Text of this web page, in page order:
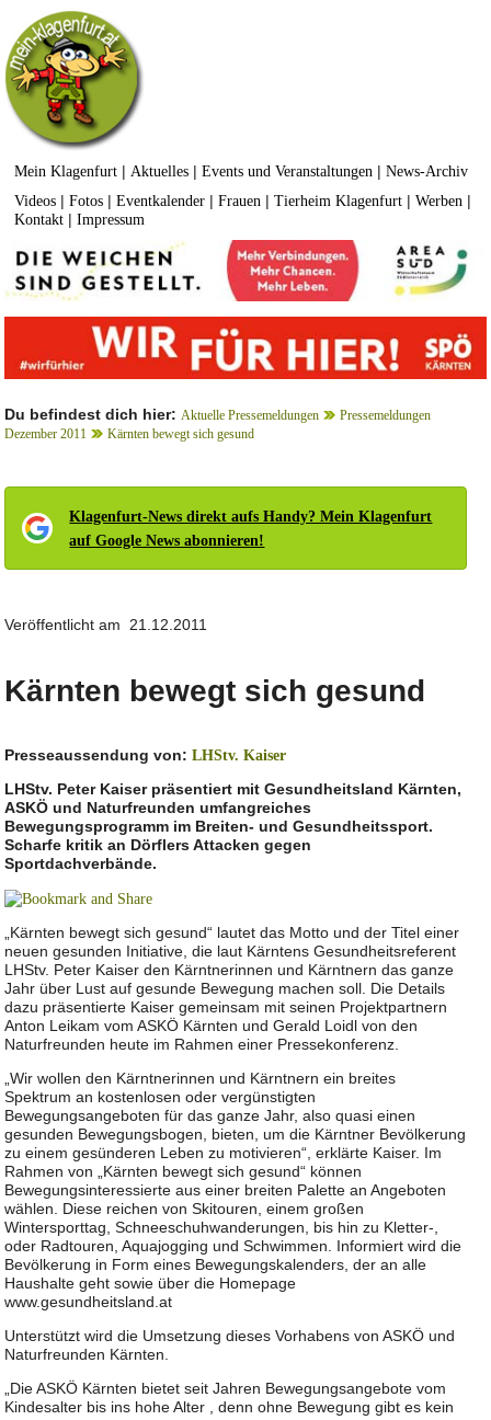
Mein Klagenfurt | Aktuelles |Events und Veranstaltungen |News-Archiv
Videos |Fotos |Eventkalender |Frauen |Tierheim Klagenfurt |Werben |
Kontakt |Impressum
Du befindest dich hier: Aktuelle Pressemeldungen
Pressemeldungen
Dezember 2011
Kärnten bewegt sich gesund
Klagenfurt-News direkt aufs Handy? Mein Klagenfurt
auf Google News abonnieren!
Veröffentlicht am 21.12.2011
Kärnten bewegt sich gesund
Presseaussendung von:LHStv. Kaiser
LHStv. Peter Kaiser präsentiert mit Gesundheitsland Kärnten,
ASKÖ und Naturfreunden umfangreiches
Bewegungsprogramm im Breiten- und Gesundheitssport.
Scharfe kritik an Dörflers Attacken gegen
Sportdachverbände.
„Kärnten bewegt sich gesund“ lautet das Motto und der Titel einer
neuen gesunden Initiative, die laut Kärntens Gesundheitsreferent
LHStv. Peter Kaiser den Kärntnerinnen und Kärntnern das ganze
Jahr über Lust auf gesunde Bewegung machen soll. Die Details
dazu präsentierte Kaiser gemeinsam mit seinen Projektpartnern
Anton Leikam vom ASKÖ Kärnten und Gerald Loidl von den
Naturfreunden heute im Rahmen einer Pressekonferenz.
„Wir wollen den Kärntnerinnen und Kärntnern ein breites
Spektrum an kostenlosen oder vergünstigten
Bewegungsangeboten für das ganze Jahr, also quasi einen
gesunden Bewegungsbogen, bieten, um die Kärntner Bevölkerung
zu einem gesünderen Leben zu motivieren“, erklärte Kaiser. Im
Rahmen von „Kärnten bewegt sich gesund“ können
Bewegungsinteressierte aus einer breiten Palette an Angeboten
wählen. Diese reichen von Skitouren, einem großen
Wintersporttag, Schneeschuhwanderungen, bis hin zu Kletter-,
oder Radtouren, Aquajogging und Schwimmen. Informiert wird die
Bevölkerung in Form eines Bewegungskalenders, der an alle
Haushalte geht sowie über die Homepage
www.gesundheitsland.at
Unterstützt wird die Umsetzung dieses Vorhabens von ASKÖ und
Naturfreunden Kärnten.
„Die ASKÖ Kärnten bietet seit Jahren Bewegungsangebote vom
Kindesalter bis ins hohe Alter , denn ohne Bewegung gibt es kein